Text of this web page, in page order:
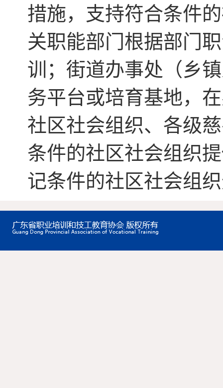
措施，支持符合条件
关职能部门根据部门
训；街道办事处（乡
务平台或培育基地，
社区社会组织、各级
条件的社区社会组织
记条件的社区社会组